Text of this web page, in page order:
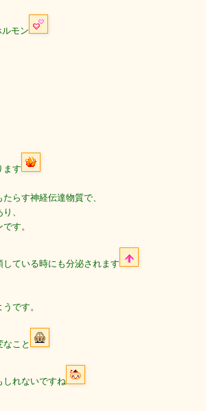
モン
ます
らす神経伝達物質で、
、
す。
ている時にも分泌されます
です。
こと
しれないですね